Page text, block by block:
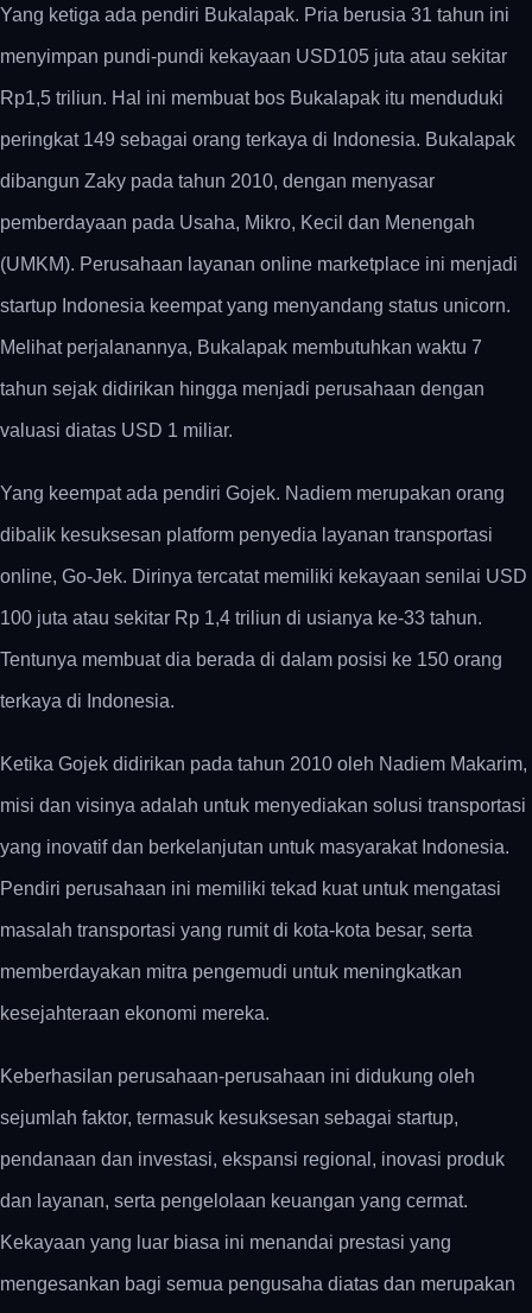
Yang ketiga ada pendiri Bukalapak. Pria berusia 31 tahun ini
menyimpan pundi-pundi kekayaan USD105 juta atau sekitar
Rp1,5 triliun. Hal ini membuat bos Bukalapak itu menduduki
peringkat 149 sebagai orang terkaya di Indonesia. Bukalapak
dibangun Zaky pada tahun 2010, dengan menyasar
pemberdayaan pada Usaha, Mikro, Kecil dan Menengah
(UMKM). Perusahaan layanan online marketplace ini menjadi
startup Indonesia keempat yang menyandang status unicorn.
Melihat perjalanannya, Bukalapak membutuhkan waktu 7
tahun sejak didirikan hingga menjadi perusahaan dengan
valuasi diatas USD 1 miliar.
Yang keempat ada pendiri Gojek. Nadiem merupakan orang
dibalik kesuksesan platform penyedia layanan transportasi
online, Go-Jek. Dirinya tercatat memiliki kekayaan senilai USD
100 juta atau sekitar Rp 1,4 triliun di usianya ke-33 tahun.
Tentunya membuat dia berada di dalam posisi ke 150 orang
terkaya di Indonesia.
Ketika Gojek didirikan pada tahun 2010 oleh Nadiem Makarim,
misi dan visinya adalah untuk menyediakan solusi transportasi
yang inovatif dan berkelanjutan untuk masyarakat Indonesia.
Pendiri perusahaan ini memiliki tekad kuat untuk mengatasi
masalah transportasi yang rumit di kota-kota besar, serta
memberdayakan mitra pengemudi untuk meningkatkan
kesejahteraan ekonomi mereka.
Keberhasilan perusahaan-perusahaan ini didukung oleh
sejumlah faktor, termasuk kesuksesan sebagai startup,
pendanaan dan investasi, ekspansi regional, inovasi produk
dan layanan, serta pengelolaan keuangan yang cermat.
Kekayaan yang luar biasa ini menandai prestasi yang
mengesankan bagi semua pengusaha diatas dan merupakan